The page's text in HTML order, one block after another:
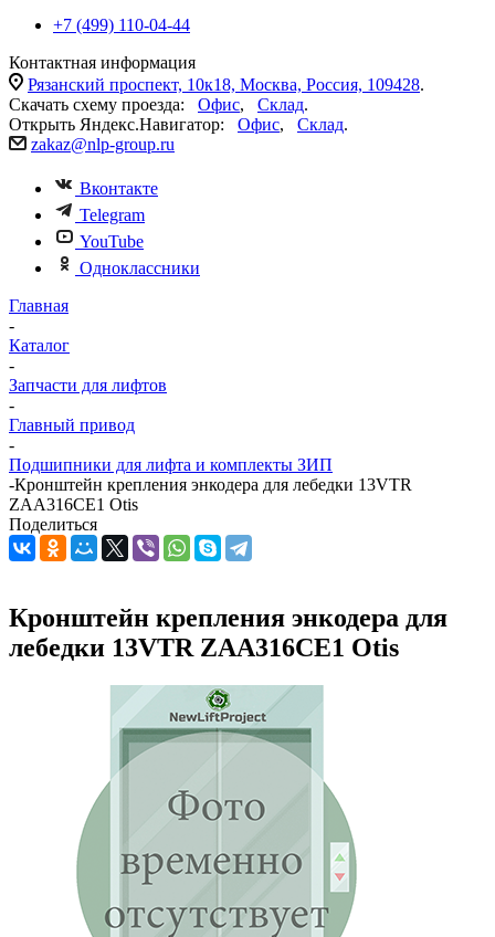
+7 (499) 110-04-44
Контактная информация
Рязанский проспект, 10к18, Москва, Россия, 109428.
Скачать схему проезда: Офис, Склад.
Открыть Яндекс.Навигатор: Офис, Склад.
zakaz@nlp-group.ru
Вконтакте
Telegram
YouTube
Одноклассники
Главная
-
Каталог
-
Запчасти для лифтов
-
Главный привод
-
Подшипники для лифта и комплекты ЗИП
-Кронштейн крепления энкодера для лебедки 13VTR
ZAA316CE1 Otis
Поделиться
Кронштейн крепления энкодера для
лебедки 13VTR ZAA316CE1 Otis